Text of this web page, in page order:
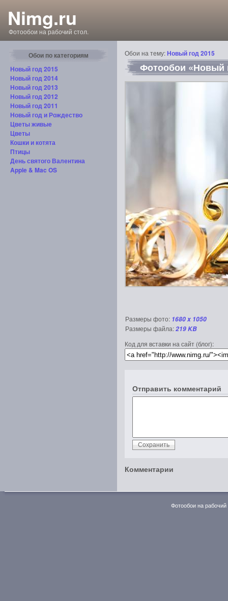
Nimg.ru
Фотообои на рабочий стол.
Обои по категориям
Новый год 2015
Новый год 2014
Новый год 2013
Новый год 2012
Новый год 2011
Новый год и Рождество
Цветы живые
Цветы
Кошки и котята
Птицы
День святого Валентина
Apple & Mac OS
Обои на тему:Новый год 2015
Фотообои «Новый
Размеры фото: 1680 x 1050
Размеры файла:219 KB
Код для вставки на сайт (блог):
Отправить комментарий
Комментарии
Фотообои на